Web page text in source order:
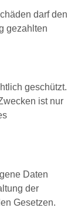
darf den
gezahlten
geschützt.
ist nur
Daten
der
Gesetzen.